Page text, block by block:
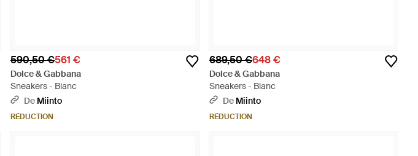
590,50 €561 €
Dolce & Gabbana
Sneakers - Blanc
De Miinto
RÉDUCTION
689,50 €648 €
Dolce & Gabbana
Sneakers - Blanc
De Miinto
RÉDUCTION